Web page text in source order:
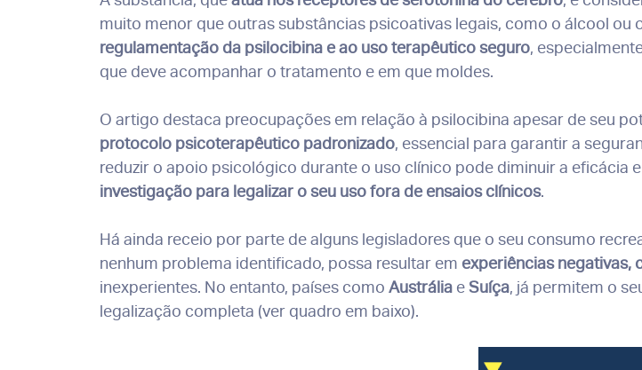
muito menor que outras substâncias psicoativas legais, como o álcool ou
regulamentação da psilocibina e ao uso terapêutico seguro,
que deve acompanhar o tratamento e em que moldes.
O artigo destaca preocupações em relação à psilocibina apesar de seu
protocolo psicoterapêutico padronizado, essencial para garantir a
reduzir o apoio psicológico durante o uso clínico pode diminuir a eficácia
investigação para legalizar o seu uso fora de ensaios clínicos.
Há ainda receio por parte de alguns legisladores que o seu consumo
nenhum problema identificado, possa resultar em experiências negativas,
inexperientes. No entanto, países como Austrália eSuíça, já permitem o
legalização completa (ver quadro em baixo).